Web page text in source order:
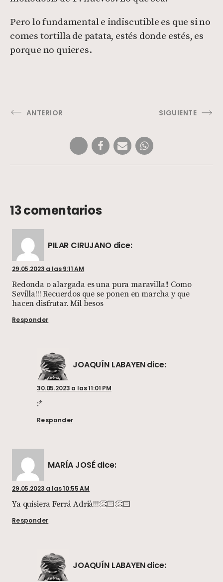
Pero lo fundamental e indiscutible es que si no
comes tortilla de patata, estés donde estés, es
porque no quieres.
ANTERIOR SIGUIENTE
13 comentarios
PILAR CIRUJANO dice:
29.05.2023 a las 9:11 AM
Redonda o alargada es una pura maravilla!! Como
Sevilla!!! Recuerdos que se ponen en marcha y que
hacen disfrutar. Mil besos
Responder
JOAQUÍN LABAYENdice:
30.05.2023 a las 11:01 PM
:*
Responder
MARÍA JOSÉdice:
29.05.2023 a las 10:55 AM
Ya quisiera Ferrá Adrià!!!👏🏻👏🏻
Responder
JOAQUÍN LABAYENdice: